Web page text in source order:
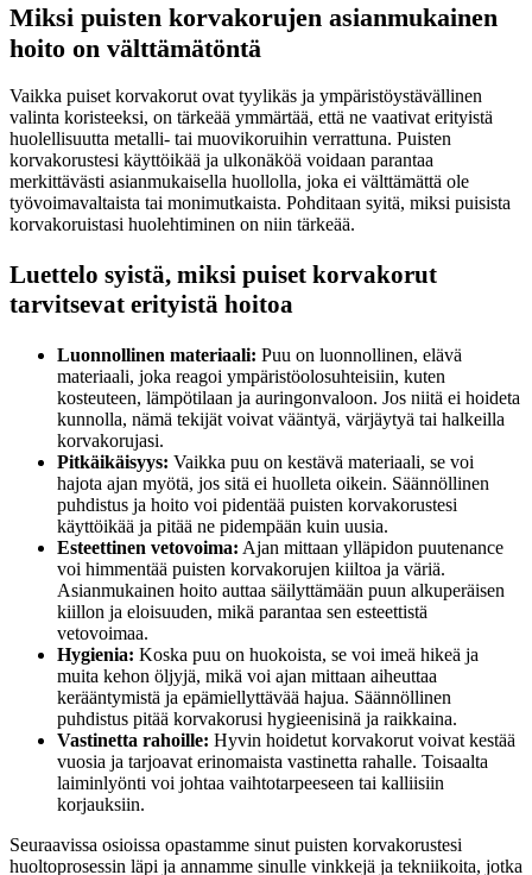
Miksi puisten korvakorujen asianmukainen
hoito on välttämätöntä
Vaikka puiset korvakorut ovat tyylikäs ja ympäristöystävällinen
valinta koristeeksi, on tärkeää ymmärtää, että ne vaativat erityistä
huolellisuutta metalli- tai muovikoruihin verrattuna. Puisten
korvakorustesi käyttöikää ja ulkonäköä voidaan parantaa
merkittävästi asianmukaisella huollolla, joka ei välttämättä ole
työvoimavaltaista tai monimutkaista. Pohditaan syitä, miksi puisista
korvakoruistasi huolehtiminen on niin tärkeää.
Luettelo syistä, miksi puiset korvakorut
tarvitsevat erityistä hoitoa
Luonnollinen materiaali: Puu on luonnollinen, elävä
materiaali, joka reagoi ympäristöolosuhteisiin, kuten
kosteuteen, lämpötilaan ja auringonvaloon. Jos niitä ei hoideta
kunnolla, nämä tekijät voivat vääntyä, värjäytyä tai halkeilla
korvakorujasi.
Pitkäikäisyys: Vaikka puu on kestävä materiaali, se voi
hajota ajan myötä, jos sitä ei huolleta oikein. Säännöllinen
puhdistus ja hoito voi pidentää puisten korvakorustesi
käyttöikää ja pitää ne pidempään kuin uusia.
Esteettinen vetovoima: Ajan mittaan ylläpidon puutenance
voi himmentää puisten korvakorujen kiiltoa ja väriä.
Asianmukainen hoito auttaa säilyttämään puun alkuperäisen
kiillon ja eloisuuden, mikä parantaa sen esteettistä
vetovoimaa.
Hygienia: Koska puu on huokoista, se voi imeä hikeä ja
muita kehon öljyjä, mikä voi ajan mittaan aiheuttaa
kerääntymistä ja epämiellyttävää hajua. Säännöllinen
puhdistus pitää korvakorusi hygieenisinä ja raikkaina.
Vastinetta rahoille: Hyvin hoidetut korvakorut voivat kestää
vuosia ja tarjoavat erinomaista vastinetta rahalle. Toisaalta
laiminlyönti voi johtaa vaihtotarpeeseen tai kalliisiin
korjauksiin.
Seuraavissa osioissa opastamme sinut puisten korvakorustesi
huoltoprosessin läpi ja annamme sinulle vinkkejä ja tekniikoita, jotka